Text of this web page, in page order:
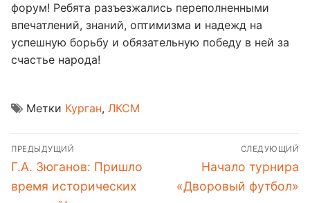
форум! Ребята разъезжались переполненными
впечатлений, знаний, оптимизма и надежд на
успешную борьбу и обязательную победу в ней за
счастье народа!
Метки Курган, ЛКСМ
Навигация
по
записям
ПРЕДЫДУЩИЙ
Предыдущая
запись:
Г.А. Зюганов: Пришло
время исторических
СЛЕДУЮЩИЙ
Следующая
запись:
Начало турнира
«Дворовый футбол»